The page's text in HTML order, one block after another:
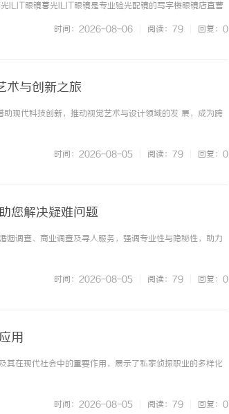
眼镜暮光ILIT眼镜是专业验光配镜的写字楼眼镜店直营
片、透明价格和直营售后为基础，全场镜片40%-60%优
时间：2026-08-06 阅读：79 回复：0
术与创新之旅
现代科技创新，推动视觉艺术与设计领域的发 展，成为跨
时间：2026-08-05 阅读：79 回复：0
您解决疑难问题
姻调查、商业调查及寻人服务，强调专业性与隐秘性，助力
时间：2026-08-05 阅读：79 回复：0
用
其在现代社会中的重要作用，展示了私家侦探职业的多样化
时间：2026-08-05 阅读：79 回复：0